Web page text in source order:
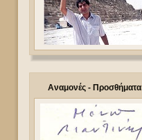
Αναμονές - Προσθήματα